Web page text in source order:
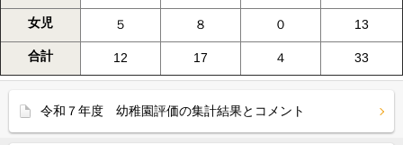
女児 ５ ８ ０ 13
合計 12 17 ４ 33
令和７年度 幼稚園評価の集計結果とコメント